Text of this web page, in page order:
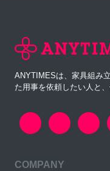
ANYTIMESは、家具組み
た用事を依頼したい人と
COMPANY